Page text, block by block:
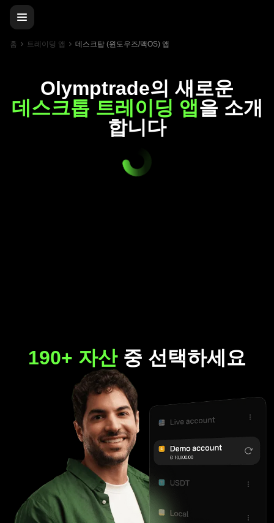
홈 트레이딩 앱 데스크탑 (윈도우즈/맥OS) 앱
Olymptrade의 새로운
데스크톱 트레이딩 앱을 소개
합니다
190+ 자산중 선택하세요